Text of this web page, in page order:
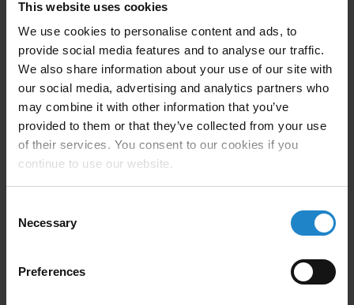
This website uses cookies
We use cookies to personalise content and ads, to
provide social media features and to analyse our traffic.
We also share information about your use of our site with
our social media, advertising and analytics partners who
may combine it with other information that you’ve
provided to them or that they’ve collected from your use
of their services. You consent to our cookies if you
continue to use our website.
Selection
Necessary
Preferences